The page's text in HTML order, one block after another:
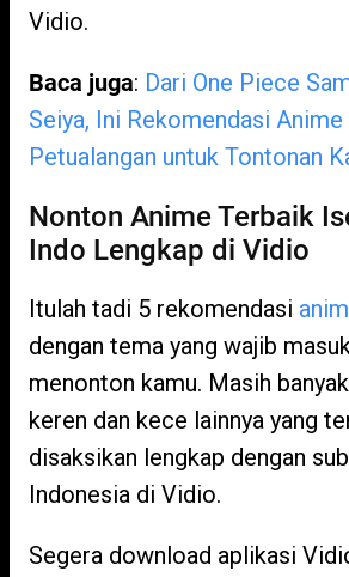
Vidio.
Baca juga: Dari One Piece
Seiya, Ini Rekomendasi
Petualangan untuk Tontonan
Nonton Anime Terbaik
Indo Lengkap di Vidio
Itulah tadi 5 rekomendasi
dengan tema yang wajib
menonton kamu. Masih
keren dan kece lainnya yang
disaksikan lengkap dengan
Indonesia di Vidio.
Segera download aplikasi